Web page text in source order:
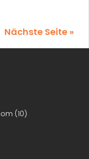
Nächste Seite »
(10)